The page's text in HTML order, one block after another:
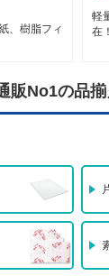
、樹脂フィ
軽
在
販No1の品揃